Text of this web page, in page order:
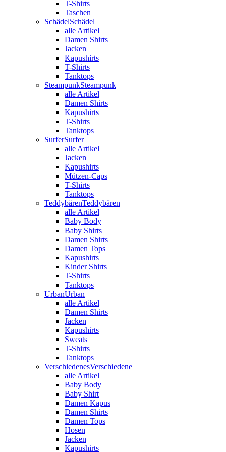
T-Shirts
Taschen
SchädelSchädel
alle Artikel
Damen Shirts
Jacken
Kapushirts
T-Shirts
Tanktops
SteampunkSteampunk
alle Artikel
Damen Shirts
Kapushirts
T-Shirts
Tanktops
SurferSurfer
alle Artikel
Jacken
Kapushirts
Mützen-Caps
T-Shirts
Tanktops
TeddybärenTeddybären
alle Artikel
Baby Body
Baby Shirts
Damen Shirts
Damen Tops
Kapushirts
Kinder Shirts
T-Shirts
Tanktops
UrbanUrban
alle Artikel
Damen Shirts
Jacken
Kapushirts
Sweats
T-Shirts
Tanktops
VerschiedenesVerschiedene
alle Artikel
Baby Body
Baby Shirt
Damen Kapus
Damen Shirts
Damen Tops
Hosen
Jacken
Kapushirts